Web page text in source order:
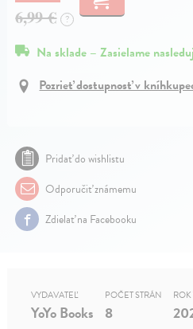
6,99 € ?
Na sklade – Zasielame
Pozrieť dostupnosť v
Pridať do wishlistu
Odporučiť známemu
Zdielať na Facebooku
VYDAVATEĽ
YoYo Books
POČET STRÁN
8